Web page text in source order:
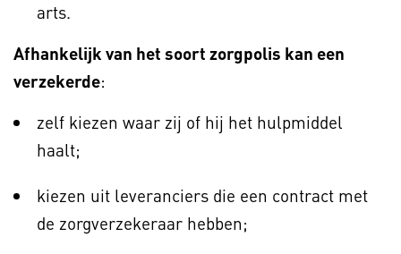
arts.
Afhankelijk van het soort zorgpolis kan een
verzekerde:
zelf kiezen waar zij of hij het hulpmiddel
haalt;
kiezen uit leveranciers die een contract met
de zorgverzekeraar hebben;